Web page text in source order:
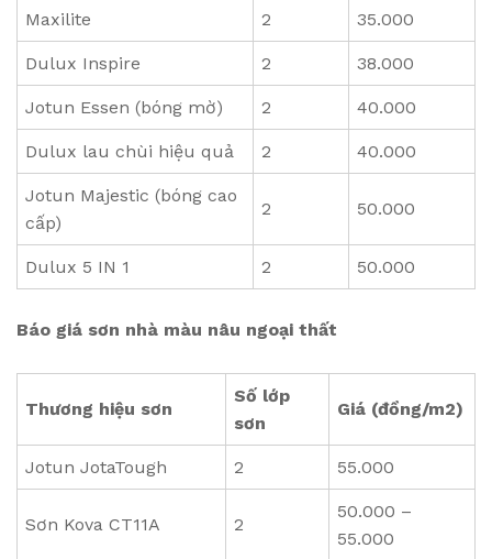
Maxilite 2 35.000
Dulux Inspire 2 38.000
Jotun Essen (bóng mờ) 2 40.000
Dulux lau chùi hiệu quả 2 40.000
Jotun Majestic (bóng cao
cấp)
2 50.000
Dulux 5 IN 1 2 50.000
Báo giá sơn nhà màu nâu ngoại thất
Thương hiệu sơn
Số lớp
sơn
Giá (đồng/m2)
Jotun JotaTough 2 55.000
Sơn Kova CT11A 2
50.000 –
55.000